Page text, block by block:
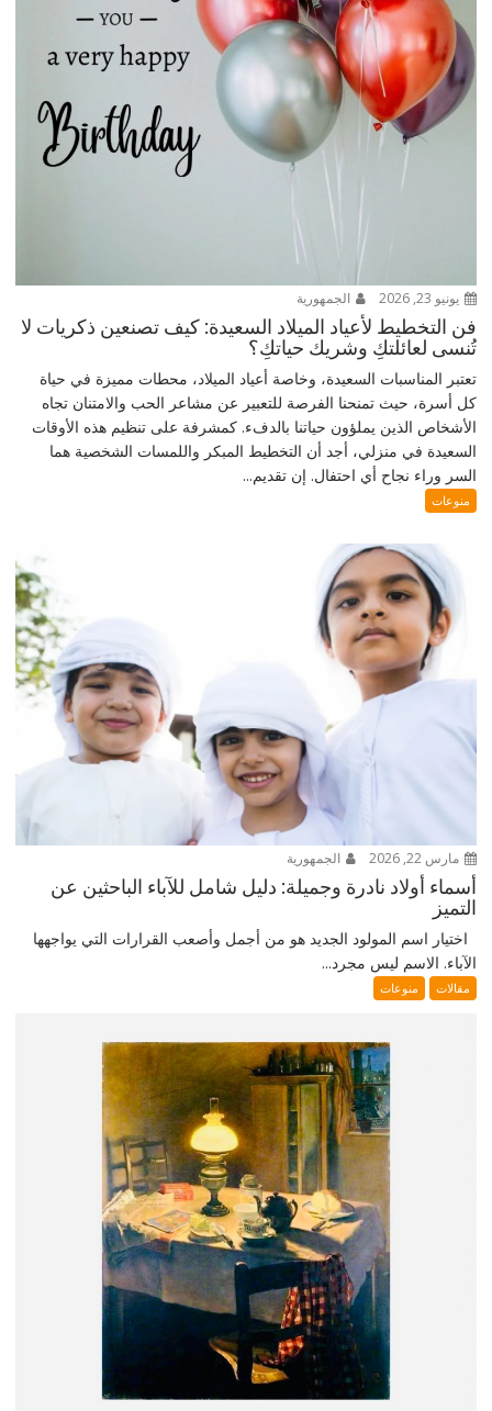
يونيو 23, 2026 الجمهورية
فن التخطيط لأعياد الميلاد السعيدة: كيف تصنعين ذكريات لا
تُنسى لعائلتكِ وشريك حياتكِ؟
تعتبر المناسبات السعيدة، وخاصة أعياد الميلاد، محطات مميزة في حياة
كل أسرة، حيث تمنحنا الفرصة للتعبير عن مشاعر الحب والامتنان تجاه
الأشخاص الذين يملؤون حياتنا بالدفء. كمشرفة على تنظيم هذه الأوقات
السعيدة في منزلي، أجد أن التخطيط المبكر واللمسات الشخصية هما
السر وراء نجاح أي احتفال. إن تقديم...
منوعات
مارس 22, 2026 الجمهورية
أسماء أولاد نادرة وجميلة: دليل شامل للآباء الباحثين عن
التميز
اختيار اسم المولود الجديد هو من أجمل وأصعب القرارات التي يواجهها
الآباء. الاسم ليس مجرد...
مقالات منوعات